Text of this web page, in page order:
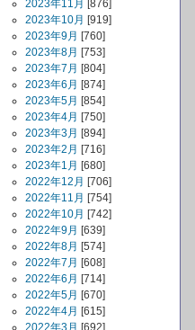
2023年11月 [876]
2023年10月 [919]
2023年9月 [760]
2023年8月 [753]
2023年7月 [804]
2023年6月 [874]
2023年5月 [854]
2023年4月 [750]
2023年3月 [894]
2023年2月 [716]
2023年1月 [680]
2022年12月 [706]
2022年11月 [754]
2022年10月 [742]
2022年9月 [639]
2022年8月 [574]
2022年7月 [608]
2022年6月 [714]
2022年5月 [670]
2022年4月 [615]
2022年3月 [692]